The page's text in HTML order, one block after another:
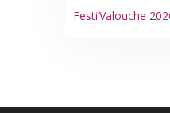
Festi’Valouche